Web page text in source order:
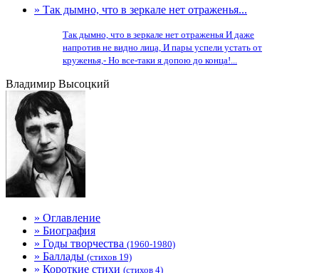
» Так дымно, что в зеркале нет отраженья...
Так дымно, что в зеркале нет отраженья И даже
напротив не видно лица, И пары успели устать от
круженья,- Но все-таки я допою до конца!...
Владимир Высоцкий
» Оглавление
» Биография
» Годы творчества (1960-1980)
» Баллады (стихов 19)
» Короткие стихи (стихов 4)